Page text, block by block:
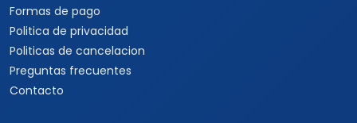
Formas de pago
Politica de privacidad
Politicas de cancelacion
Preguntas frecuentes
Contacto